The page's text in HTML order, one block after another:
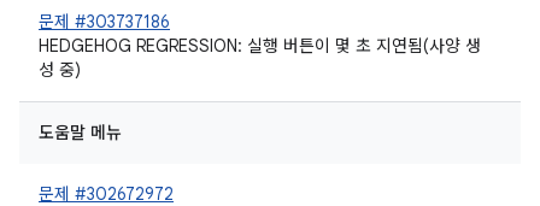
문제 #303737186
HEDGEHOG REGRESSION: 실행 버튼이 몇 초 지연됨(사양 생
성 중)
도움말 메뉴
문제 #302672972